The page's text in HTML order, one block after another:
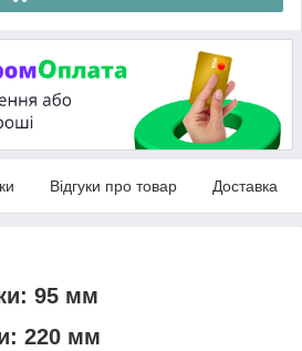
Відгуки про товар Доставка
95 мм
220 мм